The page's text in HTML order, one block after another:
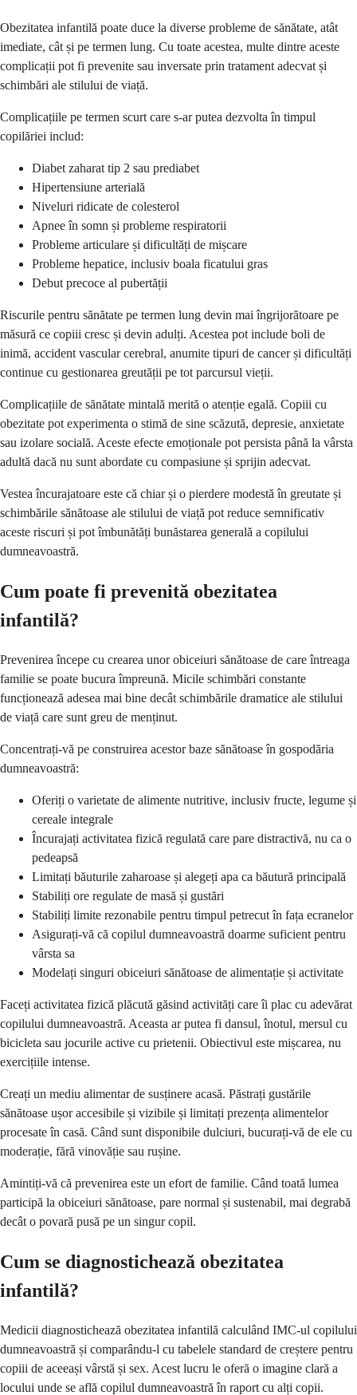
Obezitatea infantilă poate duce la diverse probleme de sănătate, atât
imediate, cât și pe termen lung. Cu toate acestea, multe dintre aceste
complicații pot fi prevenite sau inversate prin tratament adecvat și
schimbări ale stilului de viață.
Complicațiile pe termen scurt care s-ar putea dezvolta în timpul
copilăriei includ:
Diabet zaharat tip 2 sau prediabet
Hipertensiune arterială
Niveluri ridicate de colesterol
Apnee în somn și probleme respiratorii
Probleme articulare și dificultăți de mișcare
Probleme hepatice, inclusiv boala ficatului gras
Debut precoce al pubertății
Riscurile pentru sănătate pe termen lung devin mai îngrijorătoare pe
măsură ce copiii cresc și devin adulți. Acestea pot include boli de
inimă, accident vascular cerebral, anumite tipuri de cancer și dificultăți
continue cu gestionarea greutății pe tot parcursul vieții.
Complicațiile de sănătate mintală merită o atenție egală. Copiii cu
obezitate pot experimenta o stimă de sine scăzută, depresie, anxietate
sau izolare socială. Aceste efecte emoționale pot persista până la vârsta
adultă dacă nu sunt abordate cu compasiune și sprijin adecvat.
Vestea încurajatoare este că chiar și o pierdere modestă în greutate și
schimbările sănătoase ale stilului de viață pot reduce semnificativ
aceste riscuri și pot îmbunătăți bunăstarea generală a copilului
dumneavoastră.
Cum poate fi prevenită obezitatea
infantilă?
Prevenirea începe cu crearea unor obiceiuri sănătoase de care întreaga
familie se poate bucura împreună. Micile schimbări constante
funcționează adesea mai bine decât schimbările dramatice ale stilului
de viață care sunt greu de menținut.
Concentrați-vă pe construirea acestor baze sănătoase în gospodăria
dumneavoastră:
Oferiți o varietate de alimente nutritive, inclusiv fructe, legume și
cereale integrale
Încurajați activitatea fizică regulată care pare distractivă, nu ca o
pedeapsă
Limitați băuturile zaharoase și alegeți apa ca băutură principală
Stabiliți ore regulate de masă și gustări
Stabiliți limite rezonabile pentru timpul petrecut în fața ecranelor
Asigurați-vă că copilul dumneavoastră doarme suficient pentru
vârsta sa
Modelați singuri obiceiuri sănătoase de alimentație și activitate
Faceți activitatea fizică plăcută găsind activități care îi plac cu adevărat
copilului dumneavoastră. Aceasta ar putea fi dansul, înotul, mersul cu
bicicleta sau jocurile active cu prietenii. Obiectivul este mișcarea, nu
exercițiile intense.
Creați un mediu alimentar de susținere acasă. Păstrați gustările
sănătoase ușor accesibile și vizibile și limitați prezența alimentelor
procesate în casă. Când sunt disponibile dulciuri, bucurați-vă de ele cu
moderație, fără vinovăție sau rușine.
Amintiți-vă că prevenirea este un efort de familie. Când toată lumea
participă la obiceiuri sănătoase, pare normal și sustenabil, mai degrabă
decât o povară pusă pe un singur copil.
Cum se diagnostichează obezitatea
infantilă?
Medicii diagnostichează obezitatea infantilă calculând IMC-ul copilului
dumneavoastră și comparându-l cu tabelele standard de creștere pentru
copiii de aceeași vârstă și sex. Acest lucru le oferă o imagine clară a
locului unde se află copilul dumneavoastră în raport cu alți copii.